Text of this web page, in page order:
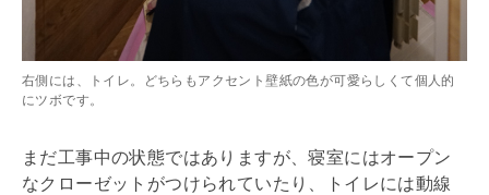
右側には、トイレ。どちらもアクセント壁紙の色が可愛らしくて個人的
にツボです。
まだ工事中の状態ではありますが、寝室にはオープン
なクローゼットがつけられていたり、トイレには動線